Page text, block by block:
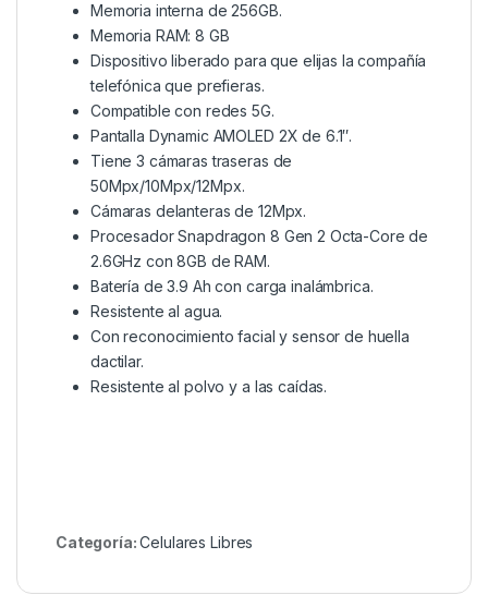
Memoria interna de 256GB.
Memoria RAM: 8 GB
Dispositivo liberado para que elijas la compañía
telefónica que prefieras.
Compatible con redes 5G.
Pantalla Dynamic AMOLED 2X de 6.1″.
Tiene 3 cámaras traseras de
50Mpx/10Mpx/12Mpx.
Cámaras delanteras de 12Mpx.
Procesador Snapdragon 8 Gen 2 Octa-Core de
2.6GHz con 8GB de RAM.
Batería de 3.9 Ah con carga inalámbrica.
Resistente al agua.
Con reconocimiento facial y sensor de huella
dactilar.
Resistente al polvo y a las caídas.
Categoría:Celulares Libres